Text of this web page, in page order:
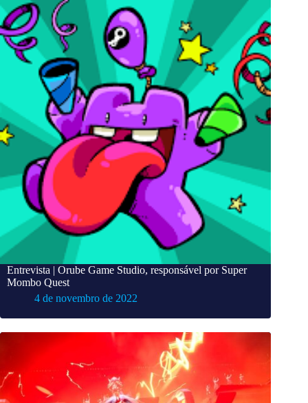
Entrevista | Orube Game Studio, responsável por Super
Mombo Quest
4 de novembro de 2022